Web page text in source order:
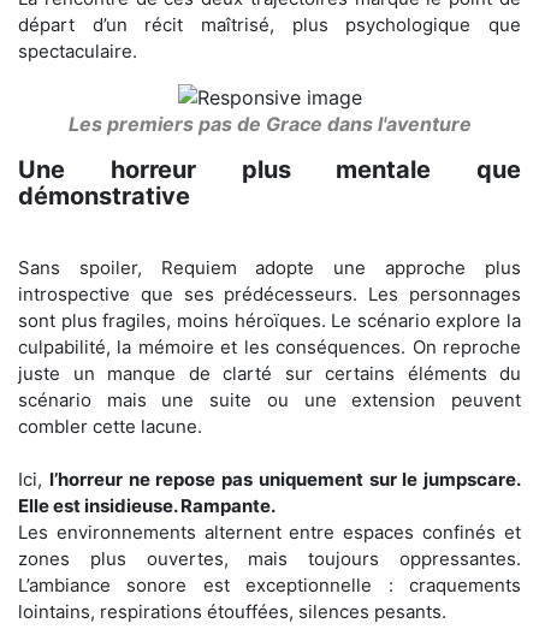
départ d’un récit maîtrisé, plus psychologique que
spectaculaire.
Les premiers pas de Grace dans l'aventure
Une horreur plus mentale que
démonstrative
Sans spoiler, Requiem adopte une approche plus
introspective que ses prédécesseurs. Les personnages
sont plus fragiles, moins héroïques. Le scénario explore la
culpabilité, la mémoire et les conséquences. On reproche
juste un manque de clarté sur certains éléments du
scénario mais une suite ou une extension peuvent
combler cette lacune.
Ici, l’horreur ne repose pas uniquement sur le jumpscare.
Elle est insidieuse. Rampante.
Les environnements alternent entre espaces confinés et
zones plus ouvertes, mais toujours oppressantes.
L’ambiance sonore est exceptionnelle : craquements
lointains, respirations étouffées, silences pesants.